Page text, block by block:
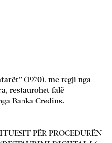
(1970), me regji nga
restaurohet falë
Banka Credins.
PËR PROCEDURËN